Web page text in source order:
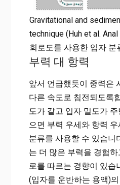
Gravitational and
technique (Huh et al.
회로도를 사용한 입자 분
부력 대 항력
앞서 언급했듯이 중력은
다른 속도로 침전되도록
도가 같고 입자 밀도가
으면 부력 우세와 항력
분류를 사용할 수 있습니
는 더 많은 부력을 경험
로를 따르는 경향이 있습
(입자를 운반하는 용액)